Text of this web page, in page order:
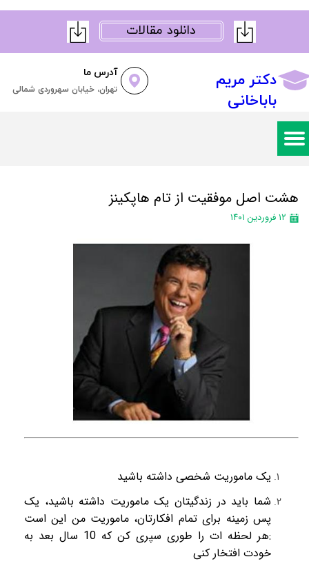
دانلود مقالات
دکتر مریم
باباخانی
آدرس ما
تهران، خیابان سهروردی شمالی
هشت اصل موفقیت از تام هاپکینز
۱۲ فروردین ۱۴۰۱
یک ماموریت شخصی داشته باشید
شما باید در زندگیتان یک ماموریت داشته باشید، یک
پس زمینه برای تمام افکارتان، ماموریت من این است
:هر لحظه ات را طوری سپری کن که 10 سال بعد به
خودت افتخار کنی